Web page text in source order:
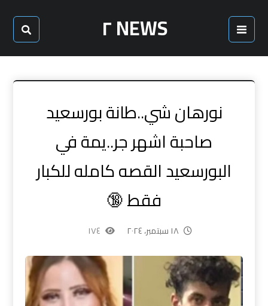
NEWS ٢
نورهان شي..طانة بورسعيد
صاحبة اشهر جر..يمة في
البورسعيد القصه كامله للكبار
فقط 🔞
١٨ سبتمبر، ٢٠٢٤ ١٧٤